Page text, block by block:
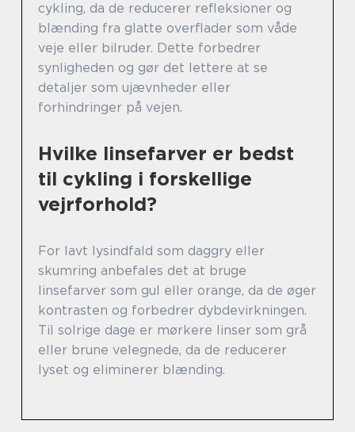
cykling, da de reducerer refleksioner og
blænding fra glatte overflader som våde
veje eller bilruder. Dette forbedrer
synligheden og gør det lettere at se
detaljer som ujævnheder eller
forhindringer på vejen.
Hvilke linsefarver er bedst
til cykling i forskellige
vejrforhold?
For lavt lysindfald som daggry eller
skumring anbefales det at bruge
linsefarver som gul eller orange, da de øger
kontrasten og forbedrer dybdevirkningen.
Til solrige dage er mørkere linser som grå
eller brune velegnede, da de reducerer
lyset og eliminerer blænding.